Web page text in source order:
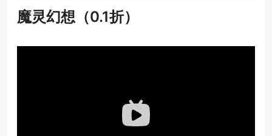
魔灵幻想（0.1折）